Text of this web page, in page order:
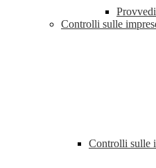
Controlli sulle
Controlli sulle